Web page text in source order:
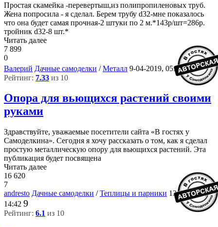
Простая скамейка -перевертыш,из полипропиленовых труб.
Жена попросила - я сделал. Берем трубу d32-мне показалось
что она будет самая прочная-2 штуки по 2 м.*143р/шт=286р.
тройник d32-8 шт.*
Читать далее
7 899
0
Валерий Дачные самоделки /Металл 9-04-2019, 05:50 5
Рейтинг: 7.33 из 10
Опора для вьющихся растений своими
руками
Здравствуйте, уважаемые посетители сайта «В гостях у
Самоделкина». Сегодня я хочу рассказать о том, как я сделал
простую металлическую опору для вьющихся растений. Эта
публикация будет посвящена
Читать далее
16 620
7
andresto Дачные самоделки /Теплицы и парники 13-02-2019,
14:42 9
Рейтинг: 6.1 из 10